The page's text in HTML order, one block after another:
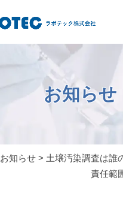
お知らせ
お知らせ> 土壌汚染調査は誰
責任範